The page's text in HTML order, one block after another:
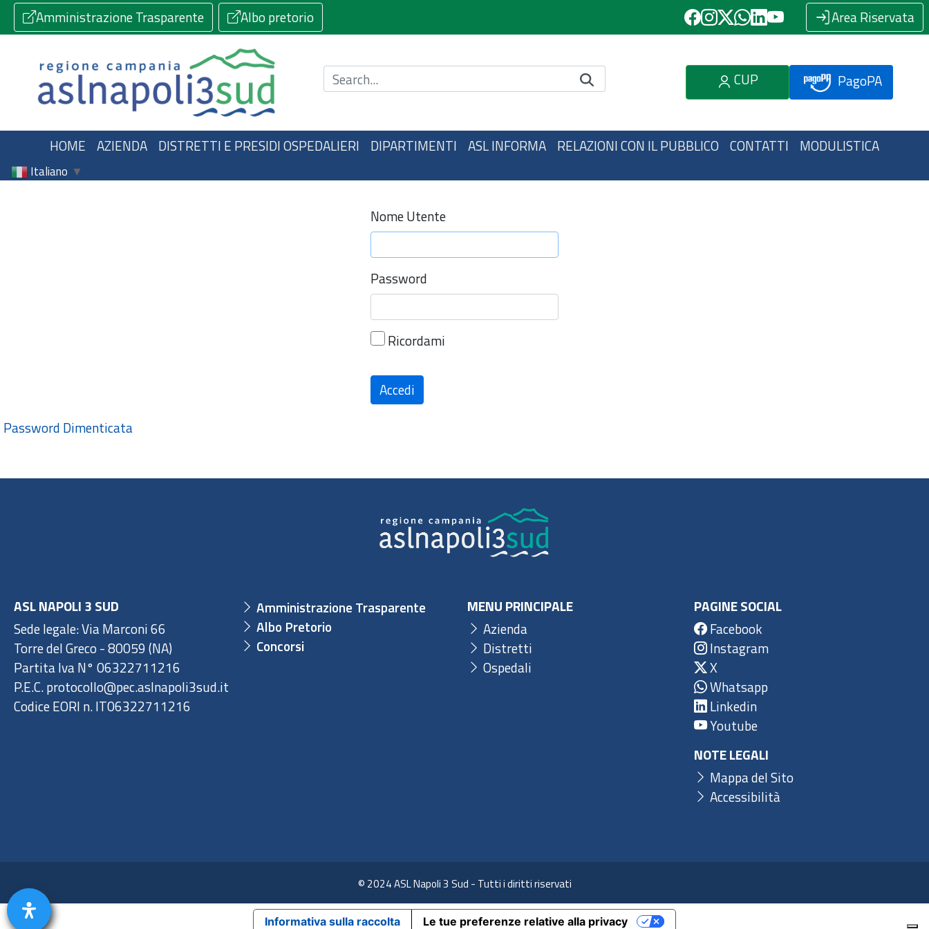
Amministrazione Trasparente Albo pretorio Area Riservata
Cerca nel sito CUP PagoPA
HOME AZIENDA DISTRETTI E PRESIDI OSPEDALIERI DIPARTIMENTI ASL INFORMA RELAZIONI CON IL PUBBLICO CONTATTI MODULISTICA
Italiano ▼
Nome Utente
Password
Ricordami
Accedi
Password Dimenticata
ASL NAPOLI 3 SUD
Sede legale: Via Marconi 66
Torre del Greco - 80059 (NA)
Partita Iva N° 06322711216
P.E.C. protocollo@pec.aslnapoli3sud.it
Codice EORI n. IT06322711216
Amministrazione Trasparente
Albo Pretorio
Concorsi
MENU PRINCIPALE
Azienda
Distretti
Ospedali
PAGINE SOCIAL
Facebook
Instagram
X
Whatsapp
Linkedin
Youtube
NOTE LEGALI
Mappa del Sito
Accessibilità
© 2024 ASL Napoli 3 Sud - Tutti i diritti riservati
Informativa sulla raccolta Le tue preferenze relative alla privacy